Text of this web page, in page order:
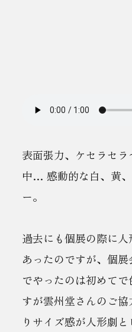
表面張力、ケセラセ
中… 感動的な白、黄
ー。
過去にも個展の際に
あったのですが、個
でやったのは初めて
すが雲州堂さんのご
りサイズ感が人形劇